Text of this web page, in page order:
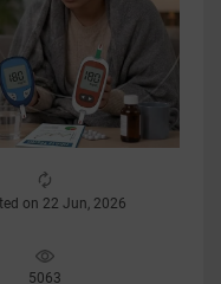
on 22 Jun, 2026
5063